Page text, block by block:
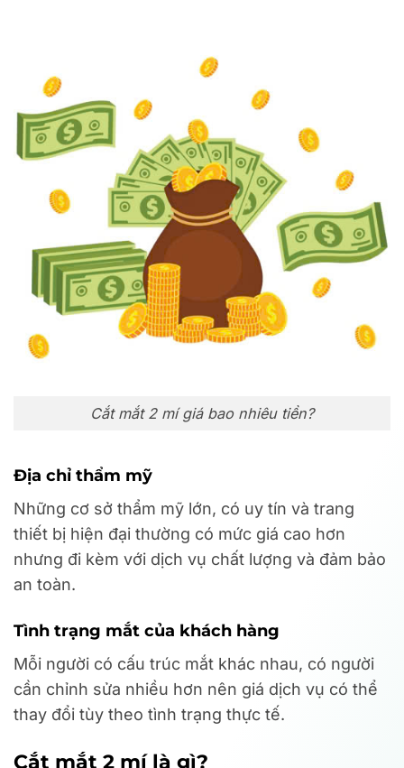
Cắt mắt 2 mí giá bao nhiêu tiền?
Địa chỉ thẩm mỹ
Những cơ sở thẩm mỹ lớn, có uy tín và trang
thiết bị hiện đại thường có mức giá cao hơn
nhưng đi kèm với dịch vụ chất lượng và đảm bảo
an toàn.
Tình trạng mắt của khách hàng
Mỗi người có cấu trúc mắt khác nhau, có người
cần chỉnh sửa nhiều hơn nên giá dịch vụ có thể
thay đổi tùy theo tình trạng thực tế.
Cắt mắt 2 mí là gì?